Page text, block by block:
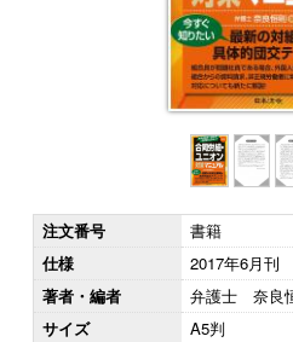
注文番号
書籍
仕様
2017年6月刊
著者・編者
弁護士 奈良
サイズ
A5判